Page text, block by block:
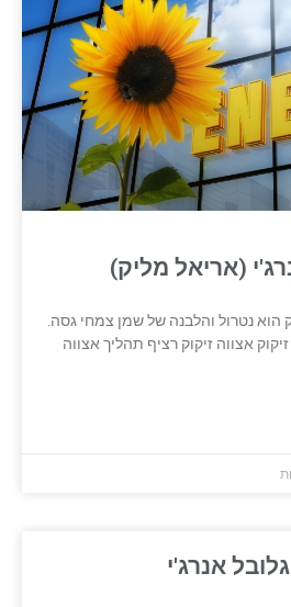
(אריאל מליק)
הוא נטרול והלבנה של שמן צמחי גסה.
אצווה זיקוק רציף תהליך אצווה
אנרג'י